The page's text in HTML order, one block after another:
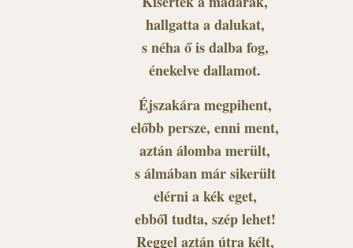
hallgatta a dalukat,
s néha ő is dalba fog,
énekelve dallamot.
Éjszakára megpihent,
előbb persze, enni ment,
aztán álomba merült,
s álmában már sikerült
elérni a kék eget,
ebből tudta, szép lehet!
Reggel aztán útra kélt,